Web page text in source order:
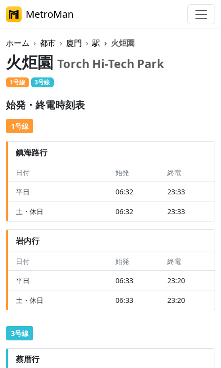
MetroMan
ホーム 都市 廈門 駅 火炬園
火炬園 Torch Hi-Tech Park
1号線 3号線
始発・終電時刻表
1号線
鎮海路行
日付 始発 終電
平日 06:32 23:33
土・休日 06:32 23:33
岩内行
日付 始発 終電
平日 06:33 23:20
土・休日 06:33 23:20
3号線
蔡厝行